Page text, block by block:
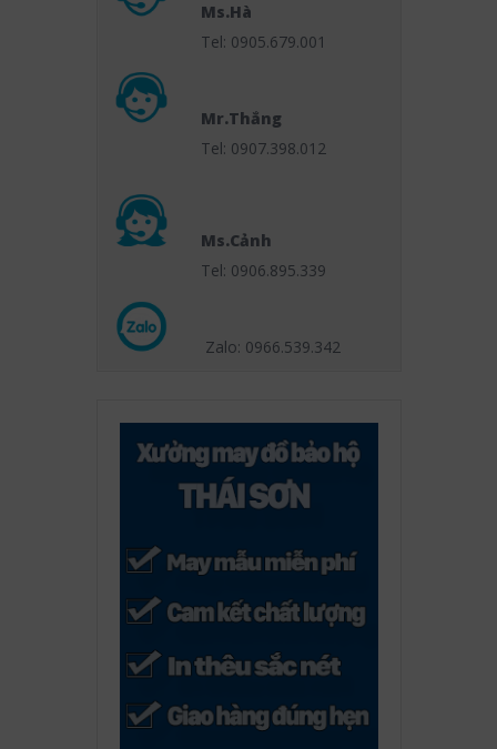
Ms.Hà
Tel: 0905.679.001
Mr.Thắng
Tel: 0907.398.012
Ms.Cảnh
Tel: 0906.895.339
Zalo: 0966.539.342